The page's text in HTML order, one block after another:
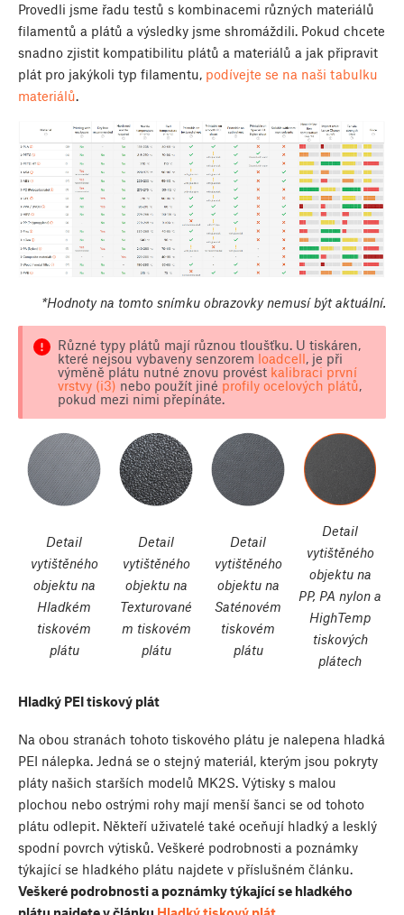
Provedli jsme řadu testů s kombinacemi různých materiálů
filamentů a plátů a výsledky jsme shromáždili. Pokud chcete
snadno zjistit kompatibilitu plátů a materiálů a jak připravit
plát pro jakýkoli typ filamentu, podívejte se na naši tabulku
materiálů.
*Hodnoty na tomto snímku obrazovky nemusí být aktuální.
Různé typy plátů mají různou tloušťku. U tiskáren,
které nejsou vybaveny senzorem loadcell, je při
výměně plátu nutné znovu provést kalibraci první
vrstvy (i3) nebo použít jiné profily ocelových plátů,
pokud mezi nimi přepínáte.
Detail
vytištěného
objektu na
Hladkém
tiskovém
plátu
Detail
vytištěného
objektu na
Texturované
m tiskovém
plátu
Detail
vytištěného
objektu na
Saténovém
tiskovém
plátu
Detail
vytištěného
objektu na
PP, PA nylon a
HighTemp
tiskových
plátech
Hladký PEI tiskový plát
Na obou stranách tohoto tiskového plátu je nalepena hladká
PEI nálepka. Jedná se o stejný materiál, kterým jsou pokryty
pláty našich starších modelů MK2S. Výtisky s malou
plochou nebo ostrými rohy mají menší šanci se od tohoto
plátu odlepit. Někteří uživatelé také oceňují hladký a lesklý
spodní povrch výtisků. Veškeré podrobnosti a poznámky
týkající se hladkého plátu najdete v příslušném článku.
Veškeré podrobnosti a poznámky týkající se hladkého